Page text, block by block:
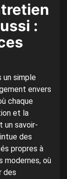
:
un simple
envers
chaque
et la
un savoir-
des
propres à
modernes, où
des